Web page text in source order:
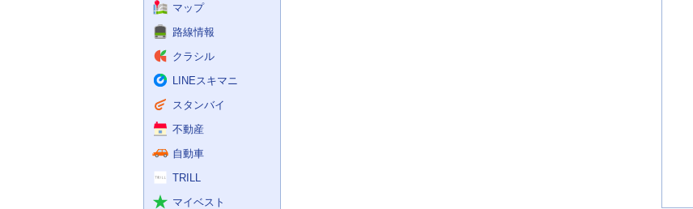
マップ
路線情報
クラシル
LINEスキマニ
スタンバイ
不動産
自動車
TRILL
マイベスト